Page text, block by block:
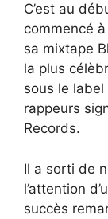
C’est au
commencé
sa mixtape
la plus
sous le
rappeurs
Records.
Il a sorti de
l’attention
succès